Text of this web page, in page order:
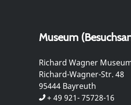
Museum
Richard Wagner
Richard-Wagner-Str. 48
95444 Bayreuth
+ 49 921- 75728-16